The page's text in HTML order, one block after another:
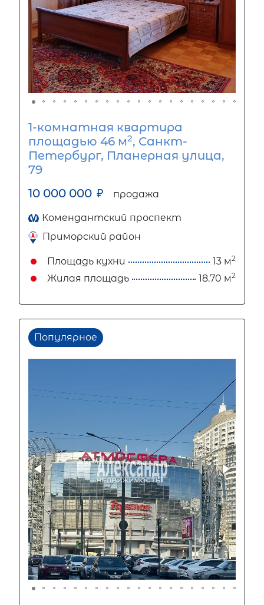
1-комнатная квартира
площадью 46 м2, Санкт-
Петербург, Планерная улица,
79
10 000 000 ₽ продажа
Комендантский проспект
Приморский район
Площадь кухни 13 м2
Жилая площадь 18.70 м2
Популярное